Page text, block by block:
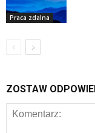
Praca zdalna
ZOSTAW